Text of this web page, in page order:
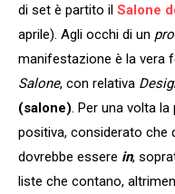
di set è partito il Salone
aprile). Agli occhi di un
manifestazione è la vera
Salone, con relativa
(salone). Per una volta la
positiva, considerato che
dovrebbe essere in,
liste che contano,